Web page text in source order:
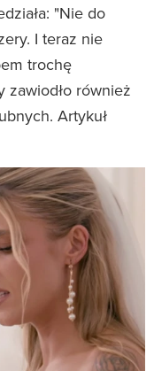
"Nie do
I teraz nie
trochę
zawiodło również
Artykuł